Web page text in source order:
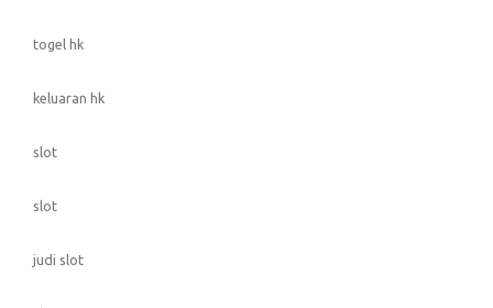
togel hk
keluaran hk
slot
slot
judi slot